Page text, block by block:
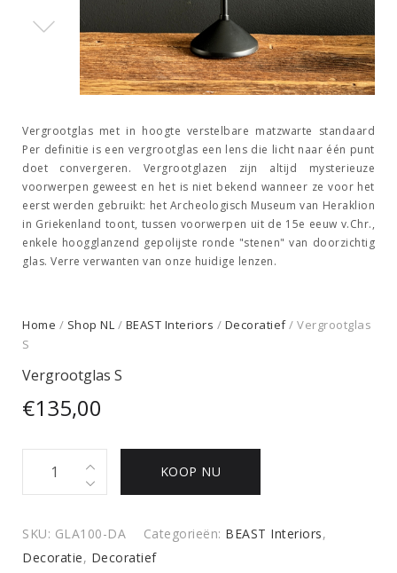
Vergrootglas met in hoogte verstelbare matzwarte standaard
Per definitie is een vergrootglas een lens die licht naar één punt
doet convergeren. Vergrootglazen zijn altijd mysterieuze
voorwerpen geweest en het is niet bekend wanneer ze voor het
eerst werden gebruikt: het Archeologisch Museum van Heraklion
in Griekenland toont, tussen voorwerpen uit de 15e eeuw v.Chr.,
enkele hoogglanzend gepolijste ronde "stenen" van doorzichtig
glas. Verre verwanten van onze huidige lenzen.
Home / Shop NL / BEAST Interiors / Decoratief/ Vergrootglas
S
Vergrootglas S
€135,00
Vergrootglas
KOOP NU
SKU: GLA100-DA Categorieën: BEAST Interiors,
Decoratie, Decoratief